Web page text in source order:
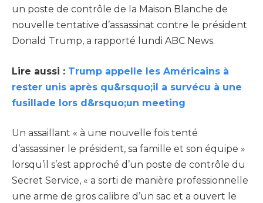
un poste de contrôle de la Maison Blanche de
nouvelle tentative d’assassinat contre le président
Donald Trump, a rapporté lundi ABC News.
Lire aussi : Trump appelle les Américains à
rester unis après qu&rsquo;il a survécu à une
fusillade lors d&rsquo;un meeting
Un assaillant « à une nouvelle fois tenté
d’assassiner le président, sa famille et son équipe »
lorsqu’il s’est approché d’un poste de contrôle du
Secret Service, « a sorti de manière professionnelle
une arme de gros calibre d’un sac et a ouvert le